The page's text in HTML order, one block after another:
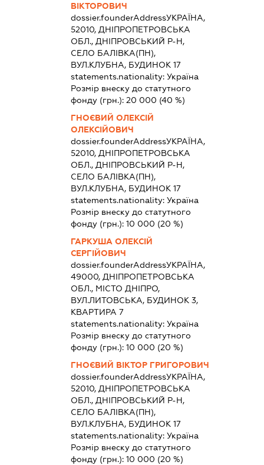
ВІКТОРОВИЧ
dossier.founderAddressУКРАЇНА,
52010, ДНІПРОПЕТРОВСЬКА
ОБЛ., ДНІПРОВСЬКИЙ Р-Н,
СЕЛО БАЛІВКА(ПН),
ВУЛ.КЛУБНА, БУДИНОК 17
statements.nationality:Україна
Розмір внеску до статутного
фонду (грн.):20 000 (40 %)
ГНОЄВИЙ ОЛЕКСІЙ
ОЛЕКСІЙОВИЧ
dossier.founderAddressУКРАЇНА,
52010, ДНІПРОПЕТРОВСЬКА
ОБЛ., ДНІПРОВСЬКИЙ Р-Н,
СЕЛО БАЛІВКА(ПН),
ВУЛ.КЛУБНА, БУДИНОК 17
statements.nationality:Україна
Розмір внеску до статутного
фонду (грн.):10 000 (20 %)
ГАРКУША ОЛЕКСІЙ
СЕРГІЙОВИЧ
dossier.founderAddressУКРАЇНА,
49000, ДНІПРОПЕТРОВСЬКА
ОБЛ., МІСТО ДНІПРО,
ВУЛ.ЛИТОВСЬКА, БУДИНОК 3,
КВАРТИРА 7
statements.nationality:Україна
Розмір внеску до статутного
фонду (грн.):10 000 (20 %)
ГНОЄВИЙ ВІКТОР ГРИГОРОВИЧ
dossier.founderAddressУКРАЇНА,
52010, ДНІПРОПЕТРОВСЬКА
ОБЛ., ДНІПРОВСЬКИЙ Р-Н,
СЕЛО БАЛІВКА(ПН),
ВУЛ.КЛУБНА, БУДИНОК 17
statements.nationality:Україна
Розмір внеску до статутного
фонду (грн.):10 000 (20 %)